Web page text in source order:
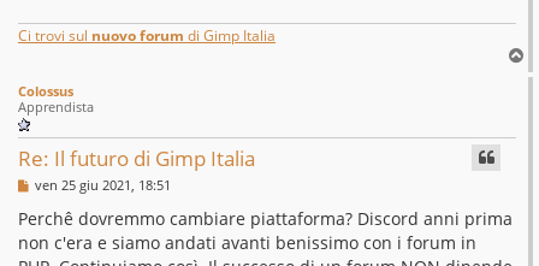
Ci trovi sul nuovo forum di Gimp Italia
o
Colossus
Apprendista
Re: Il futuro di Gimp Italia
M
s
s
a
g
ven 25 giu 2021, 18:51
Perchê dovremmo cambiare piattaforma? Discord anni prima
non c'era e siamo andati avanti benissimo con i forum in